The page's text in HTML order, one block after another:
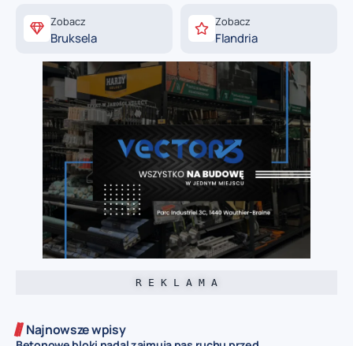
Zobacz
Bruksela
Zobacz
Flandria
R E K L A M A
Najnowsze wpisy